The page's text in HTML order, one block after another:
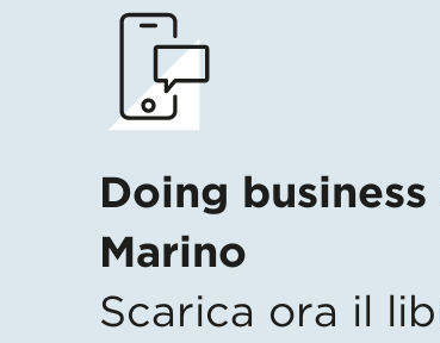
Doing business
Marino
Scarica ora il